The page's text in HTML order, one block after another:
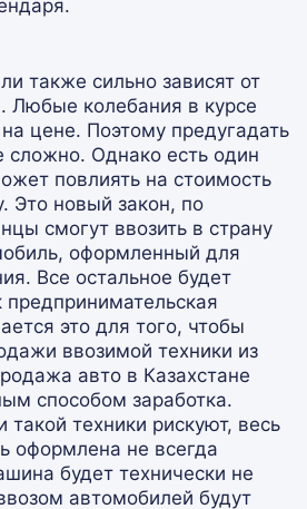
также сильно зависят от
Любые колебания в курсе
цене. Поэтому предугадать
сложно. Однако есть один
повлиять на стоимость
Это новый закон, по
смогут ввозить в страну
оформленный для
Все остальное будет
предпринимательская
это для того, чтобы
ввозимой техники из
авто в Казахстане
способом заработка.
такой техники рискуют, весь
оформлена не всегда
будет технически не
автомобилей будут